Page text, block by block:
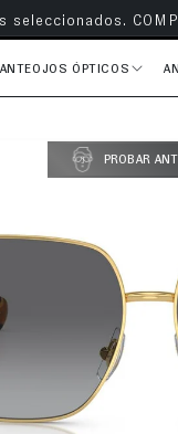
tus pedidos
ANTEOJOS ÓPTICOS
PROBAR